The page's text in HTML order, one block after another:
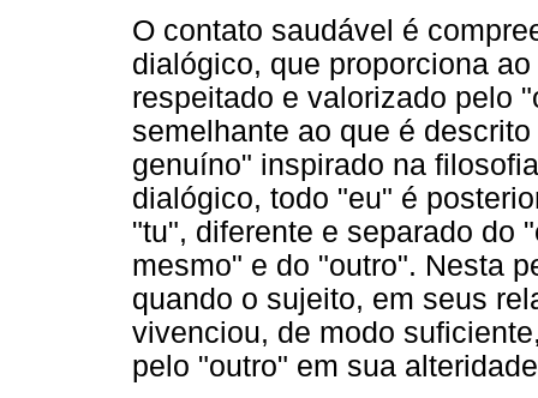
O contato saudável é
dialógico, que proporciona
respeitado e valorizado pelo
semelhante ao que é
genuíno" inspirado na
dialógico, todo "eu" é
"tu", diferente e separado do
mesmo" e do "outro". Nesta
quando o sujeito, em seus
vivenciou, de modo
pelo "outro" em sua